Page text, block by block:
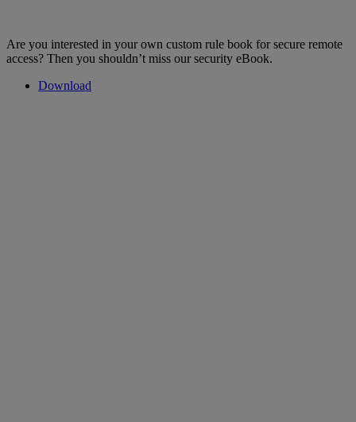
Are you interested in your own custom rule book for secure remote
access? Then you shouldn’t miss our security eBook.
Download